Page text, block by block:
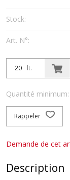
Stock:
Art. N°:
lt.
Quantité
Rappeler
Demande de cet
Description